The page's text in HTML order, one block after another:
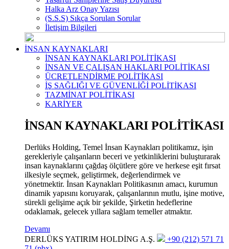
Halka Arz Onay Yazısı
(S.S.S) Sıkça Sorulan Sorular
İletişim Bilgileri
İNSAN KAYNAKLARI
İNSAN KAYNAKLARI POLİTİKASI
İNSAN VE ÇALIŞAN HAKLARI POLİTİKASI
ÜCRETLENDİRME POLİTİKASI
İŞ SAĞLIĞI VE GÜVENLİĞİ POLİTİKASI
TAZMİNAT POLİTİKASI
KARİYER
İNSAN KAYNAKLARI POLİTİKASI
Derlüks Holding, Temel İnsan Kaynakları politikamız, işin
gerekleriyle çalışanların beceri ve yetkinliklerini buluşturarak
insan kaynaklarını çağdaş ölçütlere göre ve herkese eşit fırsat
ilkesiyle seçmek, geliştirmek, değerlendirmek ve
yönetmektir. İnsan Kaynakları Politikasının amacı, kurumun
dinamik yapısını koruyarak, çalışanlarının mutlu, işine motive,
sürekli gelişime açık bir şekilde, Şirketin hedeflerine
odaklamak, gelecek yıllara sağlam temeller atmaktır.
Devamı
DERLÜKS YATIRIM HOLDİNG A.Ş.
+90 (212) 571 71